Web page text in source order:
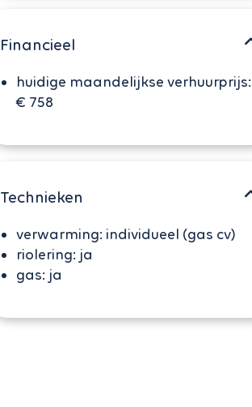
Financieel
huidige maandelijkse verhuurprijs:
€ 758
Technieken
verwarming: individueel (gas cv)
riolering: ja
gas: ja